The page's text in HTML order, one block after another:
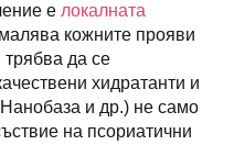
е локалната
кожните прояви
трябва да се
хидратанти и
и др.) не само
на псориатични